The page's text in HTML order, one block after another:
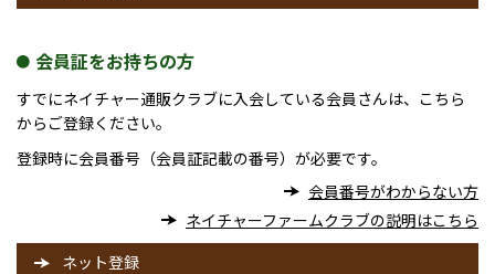
会員証をお持ちの方
すでにネイチャー通販クラブに入会している会員さんは、こちら
からご登録ください。
登録時に会員番号（会員証記載の番号）が必要です。
会員番号がわからない方
ネイチャーファームクラブの説明はこちら
ネット登録